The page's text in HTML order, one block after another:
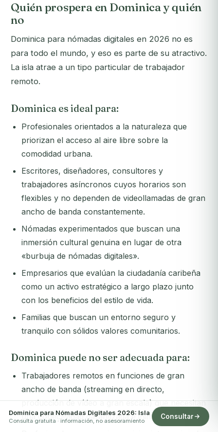
Quién prospera en Dominica y quién
no
Dominica para nómadas digitales en 2026 no es
para todo el mundo, y eso es parte de su atractivo.
La isla atrae a un tipo particular de trabajador
remoto.
Dominica es ideal para:
Profesionales orientados a la naturaleza que
priorizan el acceso al aire libre sobre la
comodidad urbana.
Escritores, diseñadores, consultores y
trabajadores asíncronos cuyos horarios son
flexibles y no dependen de videollamadas de gran
ancho de banda constantemente.
Nómadas experimentados que buscan una
inmersión cultural genuina en lugar de otra
«burbuja de nómadas digitales».
Empresarios que evalúan la ciudadanía caribeña
como un activo estratégico a largo plazo junto
con los beneficios del estilo de vida.
Familias que buscan un entorno seguro y
tranquilo con sólidos valores comunitarios.
Dominica puede no ser adecuada para:
Trabajadores remotos en funciones de gran
ancho de banda (streaming en directo,
producción de vídeo a gran escala) que necesitan
una conectividad garantizada e ininterrumpida.
Dominica para Nómadas Digitales 2026: Isla
Consulta gratuita · información, no asesoramiento
Consultar